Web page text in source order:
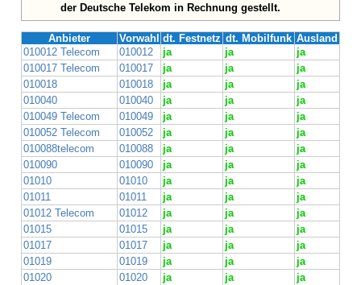
der Deutsche Telekom in Rechnung gestellt.
Anbieter Vorwahl dt. Festnetz dt. Mobilfunk Ausland
010012 Telecom
010012 ja ja
ja
010017 Telecom
010017 ja ja
ja
010018
010018 ja ja
ja
010040
010040 ja ja
ja
010049 Telecom
010049 ja ja
ja
010052 Telecom
010052 ja ja
ja
010088telecom
010088 ja ja
ja
010090
010090 ja ja
ja
01010
01010 ja ja
ja
01011
01011 ja ja
ja
01012 Telecom
01012 ja ja
ja
01015
01015 ja ja
ja
01017
01017 ja ja
ja
01019
01019 ja ja
ja
01020
01020 ja ja
ja